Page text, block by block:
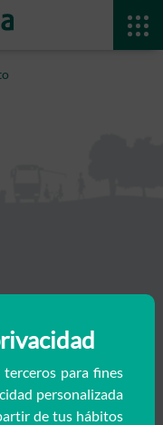
para fines
personalizada
de tus hábitos